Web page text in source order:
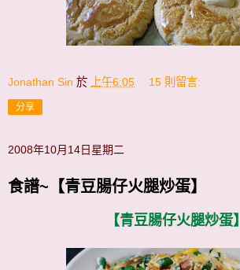
Jonathan Sin 於 上午6:05 15 則留言:
分享
2008年10月14日星期二
食譜~【青豆腸仔火腿炒蛋】
【青豆腸仔火腿炒蛋】